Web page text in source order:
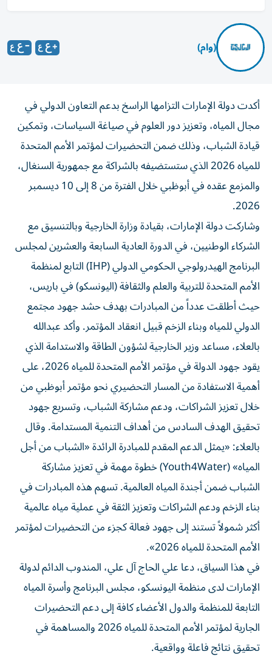
(وام)
أكدت دولة الإمارات التزامها الراسخ بدعم التعاون الدولي في
مجال المياه، وتعزيز دور العلوم في صياغة السياسات، وتمكين
قيادة الشباب، وذلك ضمن التحضيرات لمؤتمر الأمم المتحدة
للمياه 2026 الذي ستستضيفه بالشراكة مع جمهورية السنغال،
والمزمع عقده في أبوظبي خلال الفترة من 8 إلى 10 ديسمبر
2026.
وشاركت دولة الإمارات، بقيادة وزارة الخارجية وبالتنسيق مع
الشركاء الوطنيين، في الدورة العادية السابعة والعشرين لمجلس
البرنامج الهيدرولوجي الحكومي الدولي (IHP) التابع لمنظمة
الأمم المتحدة للتربية والعلم والثقافة (اليونسكو) في باريس،
حيث أطلقت عدداً من المبادرات بهدف حشد جهود مجتمع
الدولي للمياه وبناء الزخم قبيل انعقاد المؤتمر. وأكد عبدالله
بالعلاء، مساعد وزير الخارجية لشؤون الطاقة والاستدامة الذي
يقود جهود الدولة في مؤتمر الأمم المتحدة للمياه 2026، على
أهمية الاستفادة من المسار التحضيري نحو مؤتمر أبوظبي من
خلال تعزيز الشراكات، ودعم مشاركة الشباب، وتسريع جهود
تحقيق الهدف السادس من أهداف التنمية المستدامة. وقال
بالعلاء: «يمثل الدعم المقدم للمبادرة الرائدة «الشباب من أجل
المياه» (Youth4Water) خطوة مهمة في تعزيز مشاركة
الشباب ضمن أجندة المياه العالمية. تسهم هذه المبادرات في
بناء الزخم ودعم الشراكات وتعزيز الثقة في عملية مياه عالمية
أكثر شمولاً تستند إلى جهود فعالة كجزء من التحضيرات لمؤتمر
الأمم المتحدة للمياه 2026».
في هذا السياق، دعا علي الحاج آل علي، المندوب الدائم لدولة
الإمارات لدى منظمة اليونسكو، مجلس البرنامج وأسرة المياه
التابعة للمنظمة والدول الأعضاء كافة إلى دعم التحضيرات
الجارية لمؤتمر الأمم المتحدة للمياه 2026 والمساهمة في
تحقيق نتائج فاعلة وواقعية.